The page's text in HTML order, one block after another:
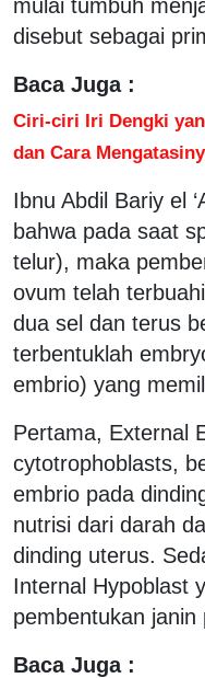
mulai tumbuh
disebut sebagai
Baca Juga :
Ciri-ciri Iri Dengki
dan Cara
Ibnu Abdil Bariy el
bahwa pada saat
telur), maka
ovum telah
dua sel dan terus
terbentuklah
embrio) yang
Pertama, External
cytotrophoblasts,
embrio pada
nutrisi dari darah
dinding uterus.
Internal Hypoblast
pembentukan janin
Baca Juga :